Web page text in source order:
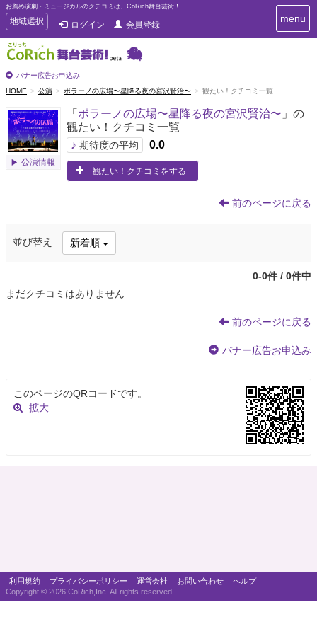
お薦め演劇・ミュージカルのクチコミは、CoRich舞台芸術！
T
o
g
g
e
n
v
g
a
地域選択 ログイン 会員登録
バナー広告お申込み
T
o
a
i
menu
HOME 公演 ポラーノの広場〜星降る夜の宮沢賢治〜 観たい！クチコミ一覧
公演情報
「 ポラーノの広場〜星降る夜の宮沢賢治〜 」の
観たい！クチコミ一覧
♪ 期待度の平均 0.0
観たい！クチコミをする
前のページに戻る
並び替え 新着順
0-0件 / 0件中
まだクチコミはありません
前のページに戻る
バナー広告お申込み
このページのQRコードです。
拡大
利用規約 プライバシーポリシー 運営会社 お問い合わせ
ヘルプ
Copyright © 2026 CoRich,Inc. All rights reserved.